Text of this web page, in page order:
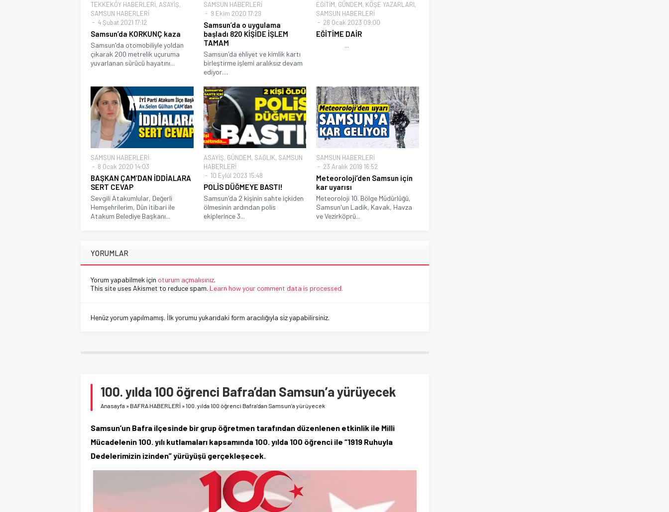
TEKKEKÖY HABERLERİ, ASAYİŞ,
SAMSUN HABERLERİ
4 Şubat 2021 17:12
Samsun’da KORKUNÇ kaza
Samsun'da otomobiliyle yoldan
çıkarak 200 metrelik uçuruma
yuvarlanan sürücü hayatını...
SAMSUN HABERLERİ
9 Ekim 2020 17:29
Samsun’da o uygulama
başladı 820 KİŞİDE İŞLEM
TAMAM
Samsun'da ehliyet ve kimlik kartı
birleştirme işlemi aralıksız devam
ediyor....
EĞİTİM, GÜNDEM, KÖŞE YAZARLARI,
SAMSUN HABERLERİ
26 Ocak 2023 09:00
EĞİTİME DAİR
...
SAMSUN HABERLERİ
8 Ocak 2020 14:03
BAŞKAN ÇAM’DAN İDDİALARA
SERT CEVAP
Sevgili Atakumlular, Değerli
Hemşehrilerim, Dün itibari ile
Atakum Belediye Başkanı...
ASAYİŞ, GÜNDEM, SAĞLIK, SAMSUN
HABERLERİ
10 Eylül 2023 15:48
POLİS DÜĞMEYE BASTI!
Samsun'da 2 kişinin sahte içkiden
ölmesinin ardından polis
ekiplerince 3...
SAMSUN HABERLERİ
23 Aralık 2019 16:52
Meteoroloji’den Samsun için
kar uyarısı
Meteoroloji 10. Bölge Müdürlüğü,
Samsun'un Ladik, Kavak, Havza
ve Vezirköprü...
YORUMLAR
Yorum yapabilmek için oturum açmalısınız.
This site uses Akismet to reduce spam. Learn how your comment data is processed.
Henüz yorum yapılmamış. İlk yorumu yukarıdaki form aracılığıyla siz yapabilirsiniz.
100. yılda 100 öğrenci Bafra’dan Samsun’a yürüyecek
Anasayfa » BAFRA HABERLERİ »100. yılda 100 öğrenci Bafra’dan Samsun’a yürüyecek
Samsun’un Bafra ilçesinde bir grup öğretmen tarafından düzenlenen etkinlik ile Milli
Mücadelenin 100. yılı kutlamaları kapsamında 100. yılda 100 öğrenci ile “1919 Ruhuyla
Dedelerimizin izinden” yürüyüşü gerçekleşecek.